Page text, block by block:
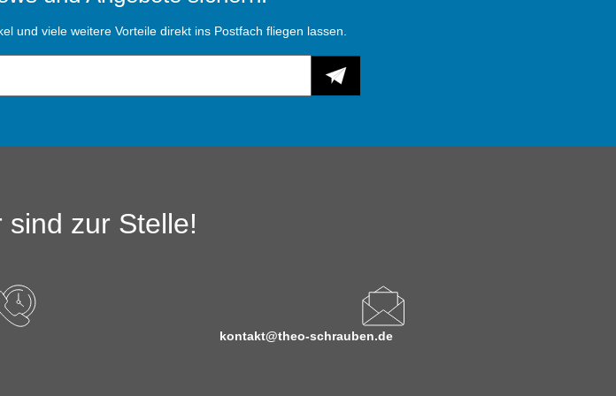
und viele weitere Vorteile direkt ins Postfach fliegen lassen.
sind zur Stelle!
kontakt@theo-schrauben.de